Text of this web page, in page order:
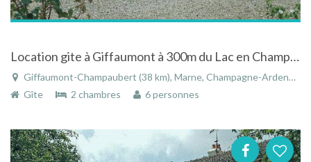
Location gite à Giffaumont à 300m du Lac en Champagne-Ardenne (Classé 3 étoiles)
Giffaumont-Champaubert (38 km), Marne, Champagne-Ardenne, Grand Est, France
Gîte
2 chambres 6 personnes